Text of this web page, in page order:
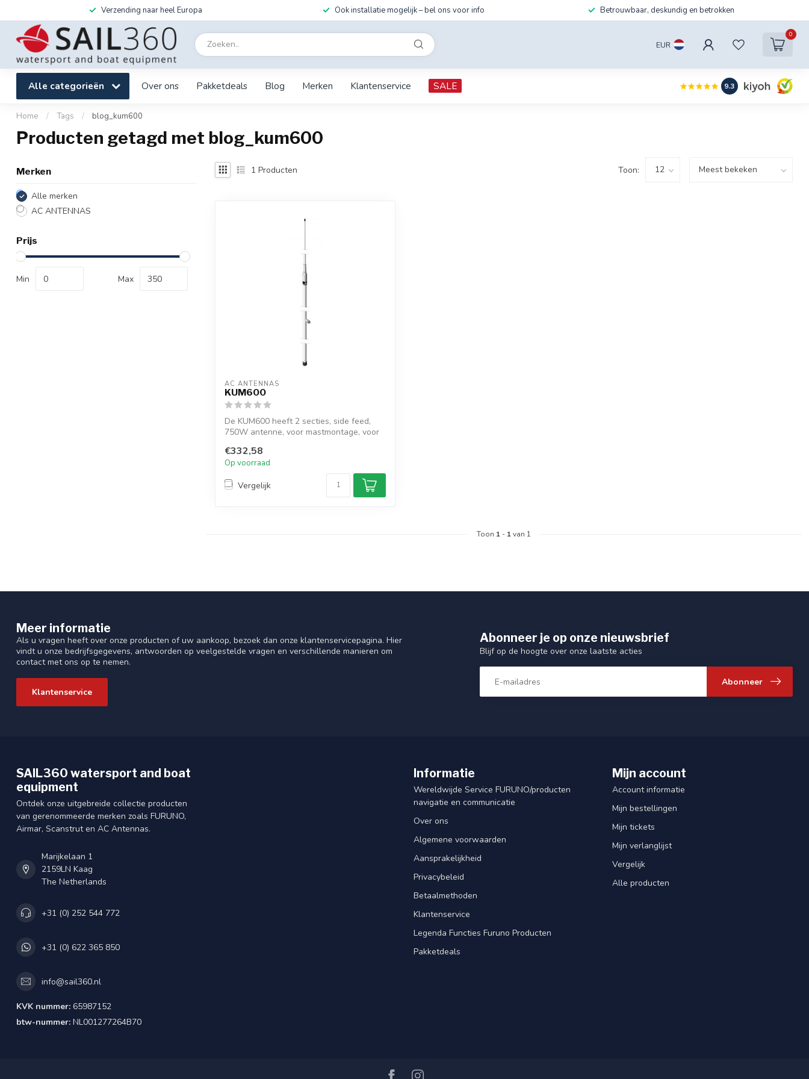
Verzending naar heel Europa Ook installatie mogelijk – bel ons voor info Betrouwbaar, deskundig en betrokken
EUR
0
Alle categorieën Over ons Pakketdeals Blog Merken Klantenservice SALE 9.3
Home / Tags / blog_kum600
Producten getagd met blog_kum600
Merken
Alle merken
AC ANTENNAS
Prijs
Min Max
1 Producten Toon:
AC ANTENNAS
KUM600
De KUM600 heeft 2 secties, side feed,
750W antenne, voor mastmontage, voor
€332,58
Op voorraad
Vergelijk
Toon 1 - 1van 1
Meer informatie
Als u vragen heeft over onze producten of uw aankoop, bezoek dan onze klantenservicepagina. Hier
vindt u onze bedrijfsgegevens, antwoorden op veelgestelde vragen en verschillende manieren om
contact met ons op te nemen.
Klantenservice
Abonneer je op onze nieuwsbrief
Blijf op de hoogte over onze laatste acties
Abonneer
SAIL360 watersport and boat
equipment
Ontdek onze uitgebreide collectie producten
van gerenommeerde merken zoals FURUNO,
Airmar, Scanstrut en AC Antennas.
Marijkelaan 1
2159LN Kaag
The Netherlands
+31 (0) 252 544 772
+31 (0) 622 365 850
info@sail360.nl
KVK nummer: 65987152
btw-nummer: NL001277264B70
Informatie
Wereldwijde Service FURUNO/producten
navigatie en communicatie
Over ons
Algemene voorwaarden
Aansprakelijkheid
Privacybeleid
Betaalmethoden
Klantenservice
Legenda Functies Furuno Producten
Pakketdeals
Mijn account
Account informatie
Mijn bestellingen
Mijn tickets
Mijn verlanglijst
Vergelijk
Alle producten